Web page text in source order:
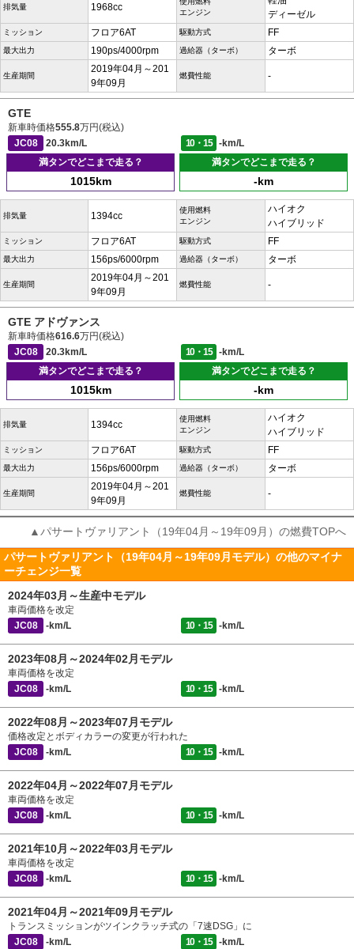
排気量 1968cc
エンジン
ディーゼル
ミッション フロア6AT 駆動方式 FF
最大出力 190ps/4000rpm 過給器（ターボ） ターボ
生産期間
2019年04月～201
9年09月
燃費性能 -
GTE
新車時価格555.8万円(税込)
JC08
20.3km/L 10・15
-km/L
満タンでどこまで走る？
1015km
満タンでどこまで走る？
-km
排気量 1394cc
使用燃料
エンジン
ハイオク
ハイブリッド
ミッション フロア6AT 駆動方式 FF
最大出力 156ps/6000rpm 過給器（ターボ） ターボ
生産期間
2019年04月～201
9年09月
燃費性能 -
GTE アドヴァンス
新車時価格616.6万円(税込)
JC08
20.3km/L 10・15
-km/L
満タンでどこまで走る？
1015km
満タンでどこまで走る？
-km
排気量 1394cc
使用燃料
エンジン
ハイオク
ハイブリッド
ミッション フロア6AT 駆動方式 FF
最大出力 156ps/6000rpm 過給器（ターボ） ターボ
生産期間
2019年04月～201
9年09月
燃費性能 -
▲パサートヴァリアント（19年04月～19年09月）の燃費TOPへ
パサートヴァリアント（19年04月～19年09月モデル）の他のマイナ
ーチェンジ一覧
2024年03月～生産中モデル
車両価格を改定
JC08
-km/L 10・15 -km/L
2023年08月～2024年02月モデル
車両価格を改定
JC08
-km/L 10・15 -km/L
2022年08月～2023年07月モデル
価格改定とボディカラーの変更が行われた
JC08
-km/L 10・15 -km/L
2022年04月～2022年07月モデル
車両価格を改定
JC08
-km/L 10・15 -km/L
2021年10月～2022年03月モデル
車両価格を改定
JC08
-km/L 10・15 -km/L
2021年04月～2021年09月モデル
トランスミッションがツインクラッチ式の「7速DSG」に
JC08
-km/L 10・15 -km/L